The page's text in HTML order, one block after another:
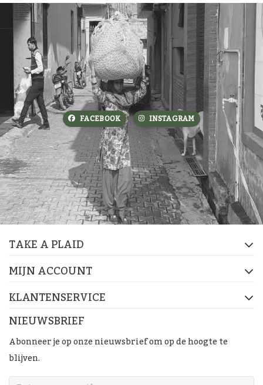
FACEBOOK INSTAGRAM
TAKE A PLAID
MIJN ACCOUNT
KLANTENSERVICE
NIEUWSBRIEF
Abonneer je op onze nieuwsbrief om op de hoogte te
blijven.